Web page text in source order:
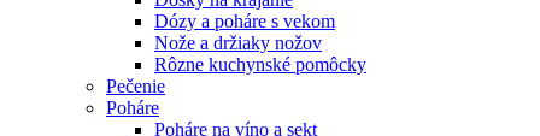
Dózy a poháre s vekom
Nože a držiaky nožov
Rôzne kuchynské pomôcky
Pečenie
Poháre
Poháre na víno a sekt